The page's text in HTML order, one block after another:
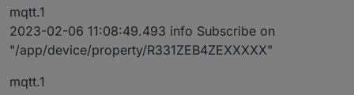
mqtt.1
2023-02-06 11:08:49.493 info Subscribe on
"/app/device/property/R331ZEB4ZEXXXXX"
mqtt.1